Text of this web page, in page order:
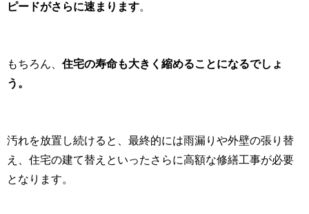
ピードがさらに速まります。
もちろん、 住宅の寿命も大きく縮めることになるでしょ
う。
汚れを放置し続けると、最終的には雨漏りや外壁の張り替
え、住宅の建て替えといったさらに高額な修繕工事が必要
となります。